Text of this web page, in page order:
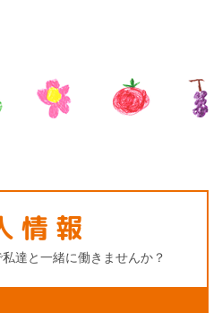
情報
達と一緒に働きませんか？